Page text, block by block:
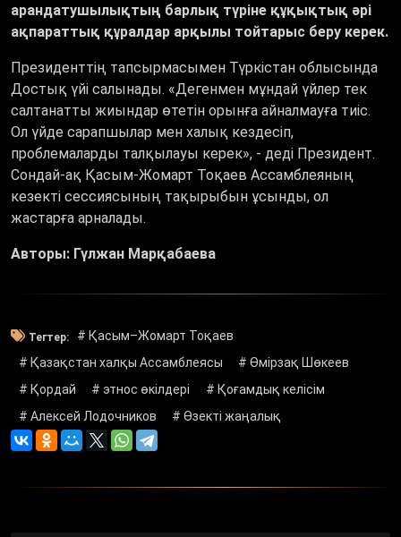
арандатушылықтың барлық түріне құқықтық әрі
ақпараттық құралдар арқылы тойтарыс беру керек.
Президенттің тапсырмасымен Түркістан облысында
Достық үйі салынады. «Дегенмен мұндай үйлер тек
салтанатты жиындар өтетін орынға айналмауға тиіс.
Ол үйде сарапшылар мен халық кездесіп,
проблемаларды талқылауы керек», - деді Президент.
Сондай-ақ Қасым-Жомарт Тоқаев Ассамблеяның
кезекті сессиясының тақырыбын ұсынды, ол
жастарға арналады.
Авторы: Гүлжан Марқабаева
Тегтер:
# Қасым–Жомарт Тоқаев
# Қазақстан халқы Ассамблеясы
# Өмірзақ Шөкеев
# Қордай
# этнос өкілдері
# Қоғамдық келісім
# Алексей Лодочников
# Өзекті жаңалық